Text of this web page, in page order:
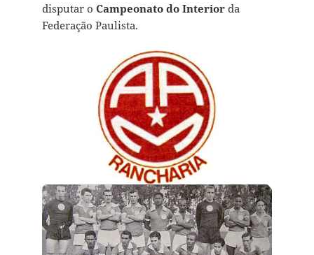
disputar o Campeonato do Interiorda
Federação Paulista.